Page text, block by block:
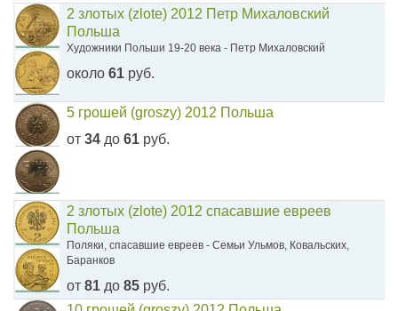
2 злотых (zlote) 2012 Петр Михаловский
Польша
Художники Польши 19-20 века - Петр Михаловский
около 61 руб.
5 грошей (groszy) 2012 Польша
от 34 до 61 руб.
2 злотых (zlote) 2012 спасавшие евреев
Польша
Поляки, спасавшие евреев - Семьи Ульмов, Ковальских,
Баранков
от 81 до 85 руб.